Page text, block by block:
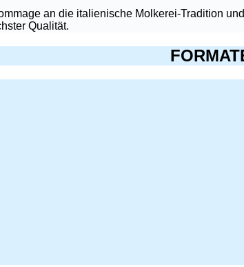
an die italienische Molkerei-Tradition
Qualität.